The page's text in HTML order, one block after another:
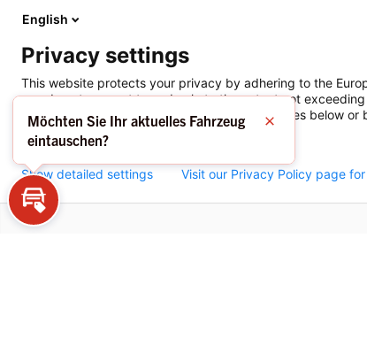
English
Privacy settings
This website protects your privacy by adhering to the
you do not consent to and only to the extent not
consent(s) to use your data for specific purposes below or
Analytics
Show detailed settings Visit our Privacy Policy page
Eintausch-Rechner
Möchten Sie Ihr aktuelles Fahrzeug
eintauschen?
Schließen